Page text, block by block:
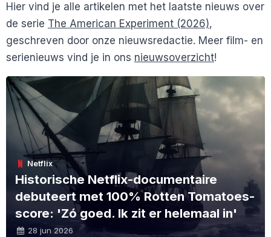
Hier vind je alle artikelen met het laatste nieuws over
de serie The American Experiment (2026),
geschreven door onze nieuwsredactie. Meer film- en
serienieuws vind je in ons nieuwsoverzicht!
Netflix
Historische Netflix-documentaire
debuteert met 100% Rotten Tomatoes-
score: 'Zó goed. Ik zit er helemaal in'
28 jun 2026